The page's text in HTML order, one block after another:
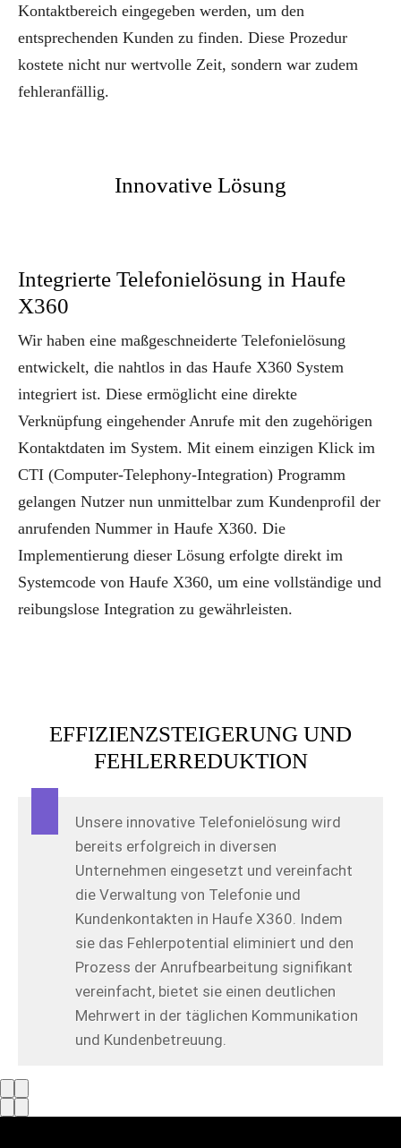
Kontaktbereich eingegeben werden, um den
entsprechenden Kunden zu finden. Diese Prozedur
kostete nicht nur wertvolle Zeit, sondern war zudem
fehleranfällig.
Innovative Lösung
Integrierte Telefonielösung in Haufe
X360
Wir haben eine maßgeschneiderte Telefonielösung
entwickelt, die nahtlos in das Haufe X360 System
integriert ist. Diese ermöglicht eine direkte
Verknüpfung eingehender Anrufe mit den zugehörigen
Kontaktdaten im System. Mit einem einzigen Klick im
CTI (Computer-Telephony-Integration) Programm
gelangen Nutzer nun unmittelbar zum Kundenprofil der
anrufenden Nummer in Haufe X360. Die
Implementierung dieser Lösung erfolgte direkt im
Systemcode von Haufe X360, um eine vollständige und
reibungslose Integration zu gewährleisten.
EFFIZIENZSTEIGERUNG UND
FEHLERREDUKTION
Unsere innovative Telefonielösung wird
bereits erfolgreich in diversen
Unternehmen eingesetzt und vereinfacht
die Verwaltung von Telefonie und
Kundenkontakten in Haufe X360. Indem
sie das Fehlerpotential eliminiert und den
Prozess der Anrufbearbeitung signifikant
vereinfacht, bietet sie einen deutlichen
Mehrwert in der täglichen Kommunikation
und Kundenbetreuung.